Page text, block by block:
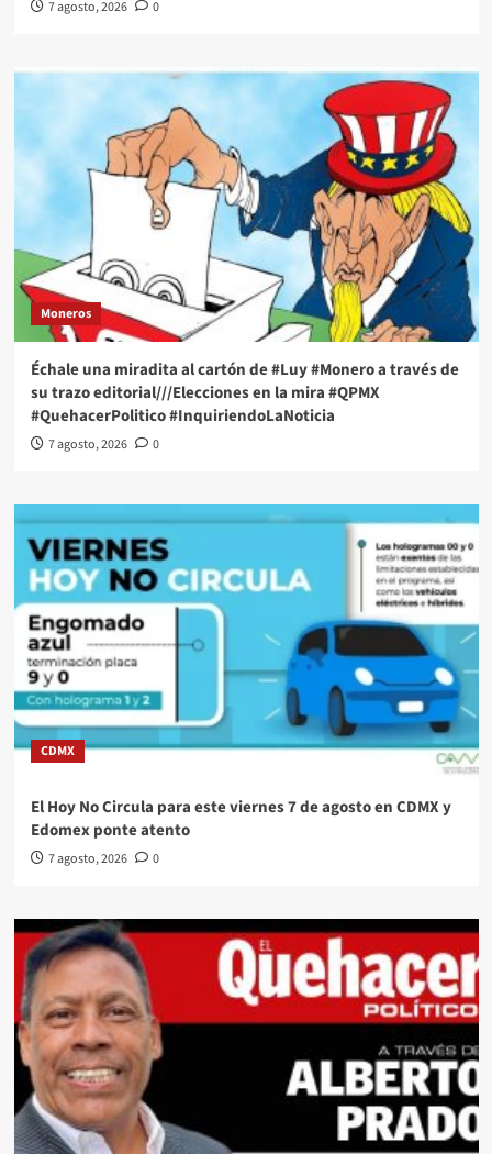
7 agosto, 2026 0
Moneros
Échale una miradita al cartón de #Luy #Monero a través de
su trazo editorial///Elecciones en la mira #QPMX
#QuehacerPolitico #InquiriendoLaNoticia
7 agosto, 2026 0
CDMX
El Hoy No Circula para este viernes 7 de agosto en CDMX y
Edomex ponte atento
7 agosto, 2026 0